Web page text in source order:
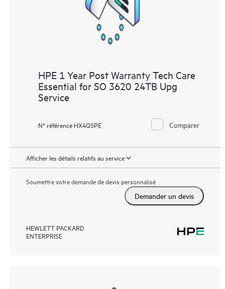
HPE 1 Year Post Warranty Tech Care
Essential for SO 3620 24TB Upg
Service
N° référence HX4Q5PE Comparer
Afficher les détails relatifs au service
Soumettre votre demande de devis personnalisé
Demander un devis
HEWLETT PACKARD
ENTERPRISE